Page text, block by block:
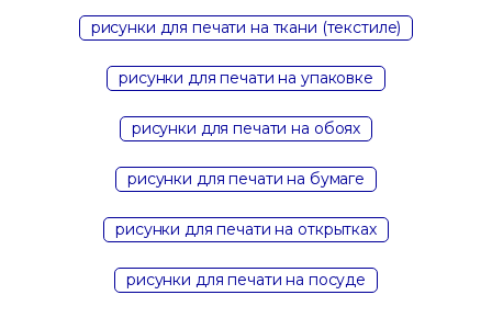
рисунки для печати на ткани (текстиле)
рисунки для печати на упаковке
рисунки для печати на обоях
рисунки для печати на бумаге
рисунки для печати на открытках
рисунки для печати на посуде